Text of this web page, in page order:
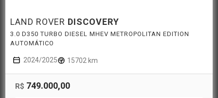
LAND ROVER DISCOVERY
3.0 D350 TURBO DIESEL MHEV METROPOLITAN EDITION
AUTOMÁTICO
2024/2025 15702 km
R$ 749.000,00